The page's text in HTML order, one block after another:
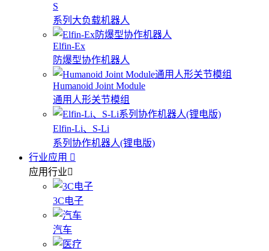
S
系列大负载机器人
Elfin-Ex
防爆型协作机器人
Humanoid Joint Module
通用人形关节模组
Elfin-Li、S-Li
系列协作机器人(锂电版)
行业应用
应用行业
3C电子
汽车